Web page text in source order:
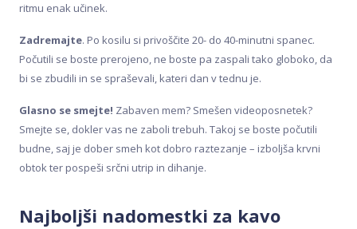
ritmu enak učinek.
Zadremajte. Po kosilu si privoščite 20- do 40-minutni spanec.
Počutili se boste prerojeno, ne boste pa zaspali tako globoko, da
bi se zbudili in se spraševali, kateri dan v tednu je.
Glasno se smejte! Zabaven mem? Smešen videoposnetek?
Smejte se, dokler vas ne zaboli trebuh. Takoj se boste počutili
budne, saj je dober smeh kot dobro raztezanje – izboljša krvni
obtok ter pospeši srčni utrip in dihanje.
Najboljši nadomestki za kavo